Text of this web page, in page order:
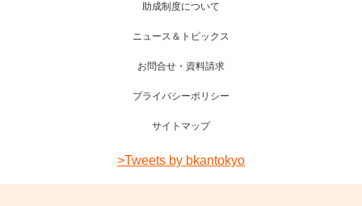
助成制度について
ニュース＆トピックス
お問合せ・資料請求
プライバシーポリシー
サイトマップ
>Tweets by bkantokyo